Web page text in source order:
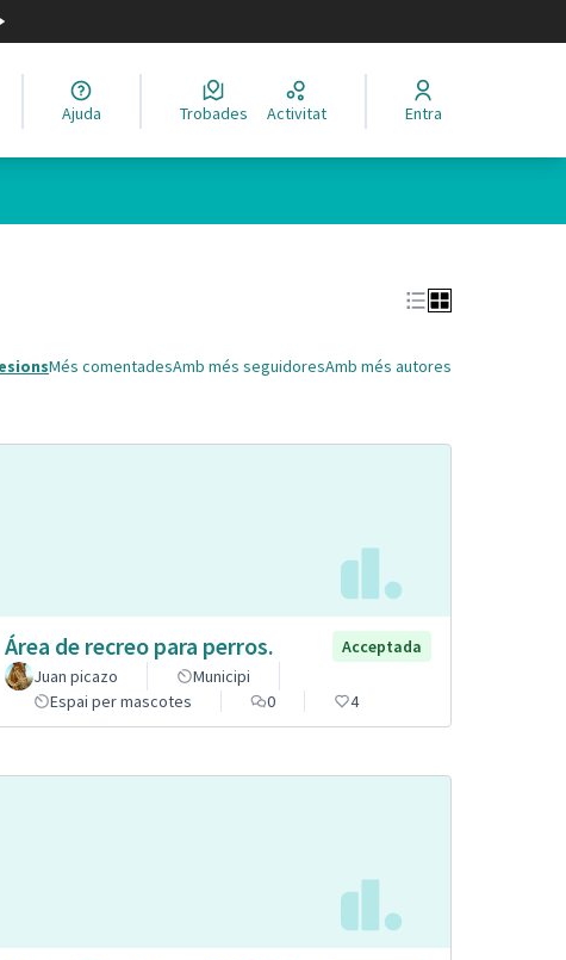
Elegir el idioma
Ajuda Trobades Activitat Entra
Més comentadesAmb més seguidoresAmb més autores
Área de recreo para perros.
Acceptada
Juan picazo
Municipi
Espai per mascotes
0 4